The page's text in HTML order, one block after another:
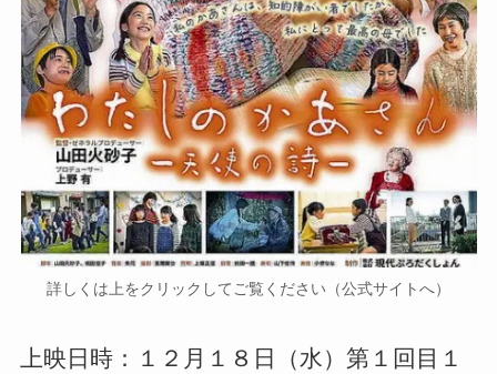
詳しくは上をクリックしてご覧ください（公式サイトへ）
上映日時：１２月１８日（水）第１回目１